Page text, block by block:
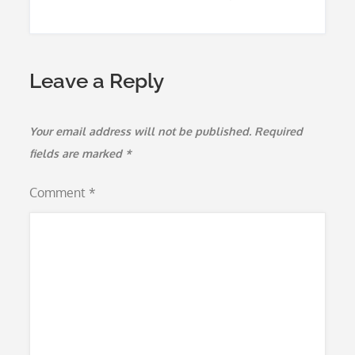
Leave a Reply
Your email address will not be published. Required
fields are marked *
Comment *